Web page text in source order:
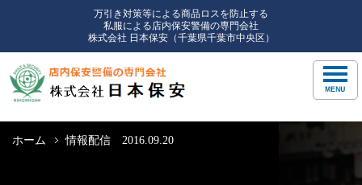
万引き対策等による商品ロスを防止する
私服による店内保安警備の専門会社
株式会社 日本保安（千葉県千葉市中央区）
ホーム 情報配信 2016.09.20